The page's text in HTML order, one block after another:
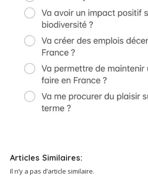
Articles Similaires:
Il n’y a pas d’article similaire.